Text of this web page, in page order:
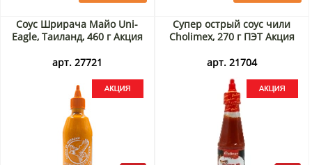
Соус Шрирача Майо Uni-
Eagle, Таиланд, 460 г Акция
арт. 27721
Супер острый соус чили
Cholimex, 270 г ПЭТ Акция
арт. 21704